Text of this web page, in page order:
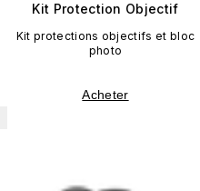
Kit Protection Objectif
Kit protections objectifs et bloc
photo
Acheter